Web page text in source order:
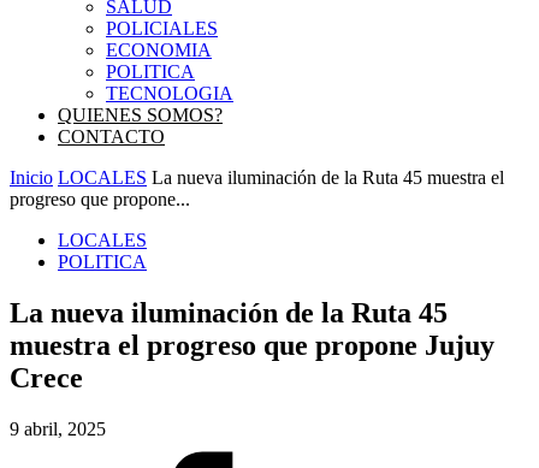
SALUD
POLICIALES
ECONOMIA
POLITICA
TECNOLOGIA
QUIENES SOMOS?
CONTACTO
Inicio LOCALES La nueva iluminación de la Ruta 45 muestra el
progreso que propone...
LOCALES
POLITICA
La nueva iluminación de la Ruta 45
muestra el progreso que propone Jujuy
Crece
9 abril, 2025